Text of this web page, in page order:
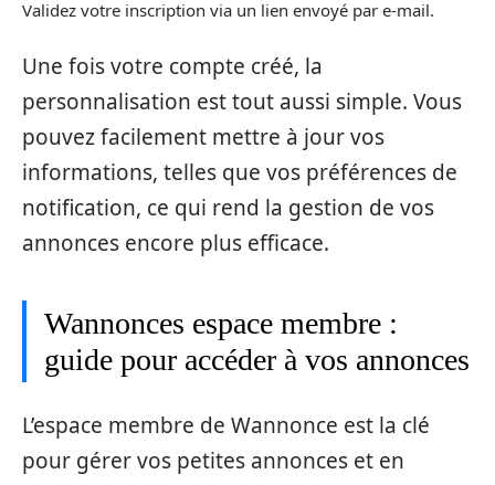
Validez votre inscription via un lien envoyé par e-mail.
Une fois votre compte créé, la
personnalisation est tout aussi simple. Vous
pouvez facilement mettre à jour vos
informations, telles que vos préférences de
notification, ce qui rend la gestion de vos
annonces encore plus efficace.
Wannonces espace membre :
guide pour accéder à vos annonces
L’espace membre de Wannonce est la clé
pour gérer vos petites annonces et en